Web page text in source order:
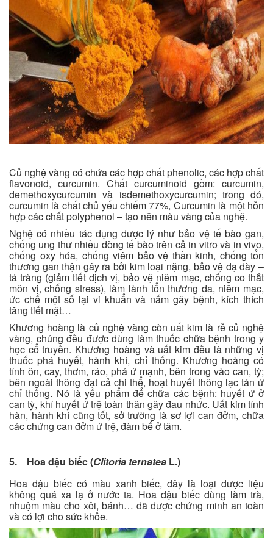
Củ nghệ vàng có chứa các hợp chất phenolic, các hợp chất
flavonoid, curcumin. Chất curcuminoid gồm: curcumin,
demethoxycurcumin và isdemethoxycurcumin; trong đó,
curcumin là chất chủ yếu chiếm 77%, Curcumin là một hỗn
hợp các chất polyphenol – tạo nên màu vàng của nghệ.
Nghệ có nhiều tác dụng dược lý như bảo vệ tế bào gan,
chống ung thư nhiều dòng tế bào trên cả in vitro và in vivo,
chống oxy hóa, chống viêm bảo vệ thần kinh, chống tổn
thương gan thận gây ra bởi kim loại nặng, bảo vệ dạ dày –
tá tràng (giảm tiết dịch vị, bảo vệ niêm mạc, chống co thắt
môn vị, chống stress), làm lành tổn thương da, niêm mạc,
ức chế một số lại vi khuẩn và nấm gây bệnh, kích thích
tăng tiết mật…
Khương hoàng là củ nghệ vàng còn uất kim là rễ củ nghệ
vàng, chúng đều được dùng làm thuốc chữa bệnh trong y
học cổ truyền. Khương hoàng và uất kim đều là những vị
thuốc phá huyết, hành khí, chỉ thống. Khương hoàng có
tính ôn, cay, thơm, ráo, phá ứ mạnh, bên trong vào can, tỳ;
bên ngoài thông đạt cả chi thể, hoạt huyết thông lạc tán ứ
chỉ thống. Nó là yếu phẩm để chữa các bệnh: huyết ứ ở
can tỳ, khí huyết ứ trệ toàn thân gây đau nhức. Uất kim tính
hàn, hành khí cũng tốt, sở trường là sơ lợi can đởm, chữa
các chứng can đởm ứ trệ, đàm bế ở tâm.
5. Hoa đậu biếc (Clitoria ternatea L.)
Hoa đậu biếc có màu xanh biếc, đây là loại dược liệu
không quá xa lạ ở nước ta. Hoa đậu biếc dùng làm trà,
nhuộm màu cho xôi, bánh… đã được chứng minh an toàn
và có lợi cho sức khỏe.